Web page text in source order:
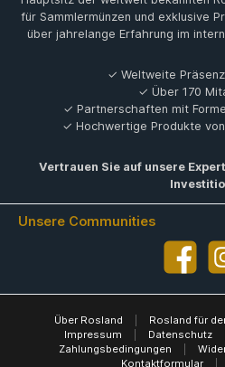
für Sammlermünzen und exklusive
über jahrelange Erfahrung im
✓ Weltweite
✓ Über 170
✓ Partnerschaften mit
✓ Hochwertige Produkte
Vertrauen Sie auf unsere
Unsere Communities
Facebook
Über Rosland Rosland für
Impressum
Datenschutz
Zahlungsbedingungen
Kontaktformular